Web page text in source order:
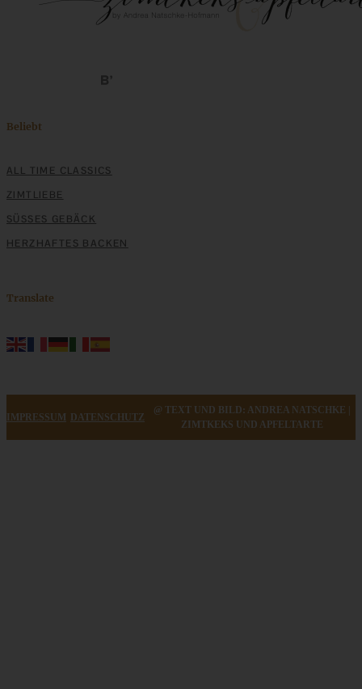
Beliebt
ALL TIME CLASSICS
ZIMTLIEBE
SÜSSES GEBÄCK
HERZHAFTES BACKEN
Translate
IMPRESSUM DATENSCHUTZ
@ TEXT UND BILD: ANDREA NATSCHKE |
ZIMTKEKS UND APFELTARTE